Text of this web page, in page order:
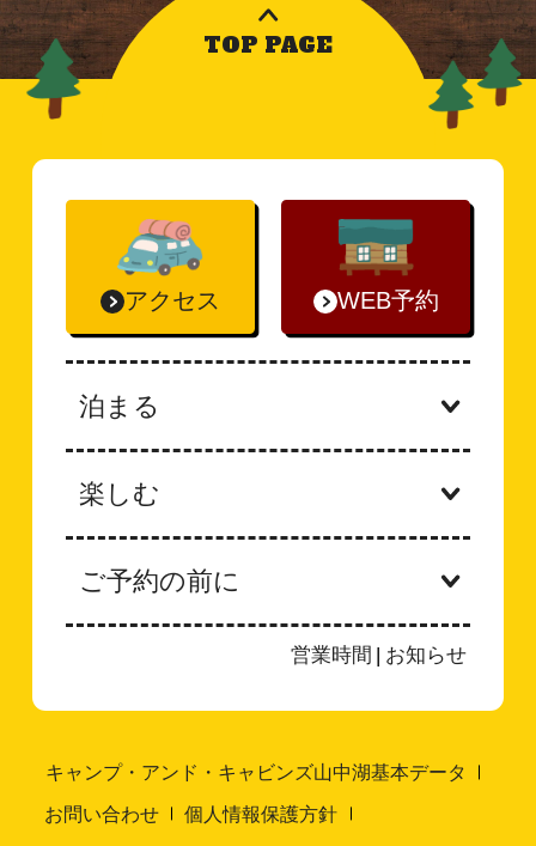
TOP PAGE
泊まる
楽しむ
ご予約の前に
アクセス WEB予約
営業時間 お知らせ
キャンプ・アンド・キャビンズ山中湖基本データ
お問い合わせ 個人情報保護方針